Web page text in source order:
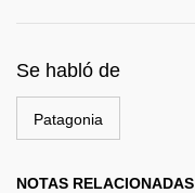
Se habló de
Patagonia
NOTAS RELACIONADAS